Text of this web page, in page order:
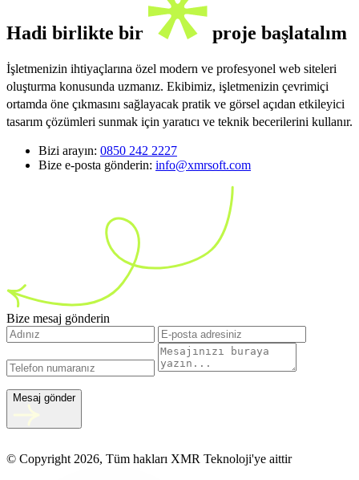
Hadi birlikte bir proje başlatalım
İşletmenizin ihtiyaçlarına özel modern ve profesyonel web siteleri
oluşturma konusunda uzmanız. Ekibimiz, işletmenizin çevrimiçi
ortamda öne çıkmasını sağlayacak pratik ve görsel açıdan etkileyici
tasarım çözümleri sunmak için yaratıcı ve teknik becerilerini kullanır.
Bizi arayın: 0850 242 2227
Bize e-posta gönderin: info@xmrsoft.com
Bize mesaj gönderin
Mesaj gönder
© Copyright 2026, Tüm hakları XMR Teknoloji'ye aittir